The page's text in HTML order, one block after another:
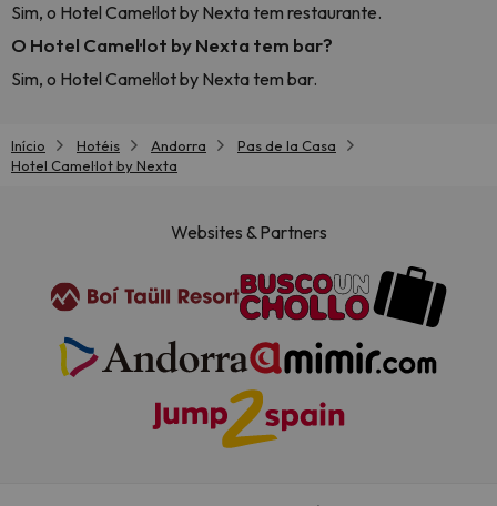
Sim, o Hotel Camel·lot by Nexta tem restaurante.
O Hotel Camel·lot by Nexta tem bar?
Sim, o Hotel Camel·lot by Nexta tem bar.
Início Hotéis Andorra
Pas de la Casa
Hotel Camel·lot by Nexta
Websites & Partners